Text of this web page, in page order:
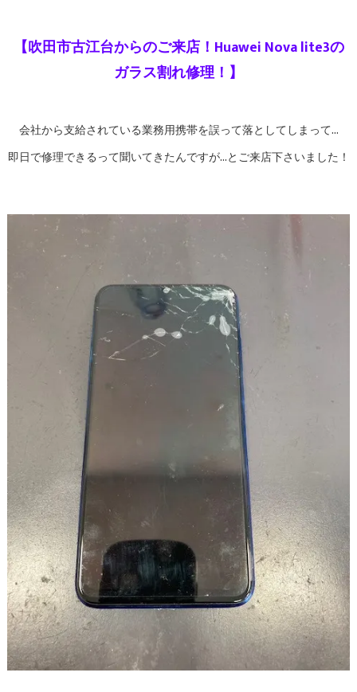
【吹田市古江台からのご来店！Huawei Nova lite3の
ガラス割れ修理！】
会社から支給されている業務用携帯を誤って落としてしまって…
即日で修理できるって聞いてきたんですが…とご来店下さいました！